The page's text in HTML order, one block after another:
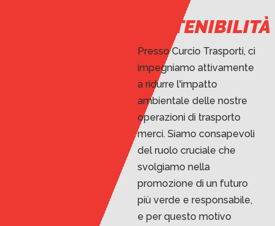
SOSTENIBILITÀ
Presso Curcio Trasporti, ci
impegniamo attivamente
a ridurre l'impatto
ambientale delle nostre
operazioni di trasporto
merci. Siamo consapevoli
del ruolo cruciale che
svolgiamo nella
promozione di un futuro
più verde e responsabile,
e per questo motivo